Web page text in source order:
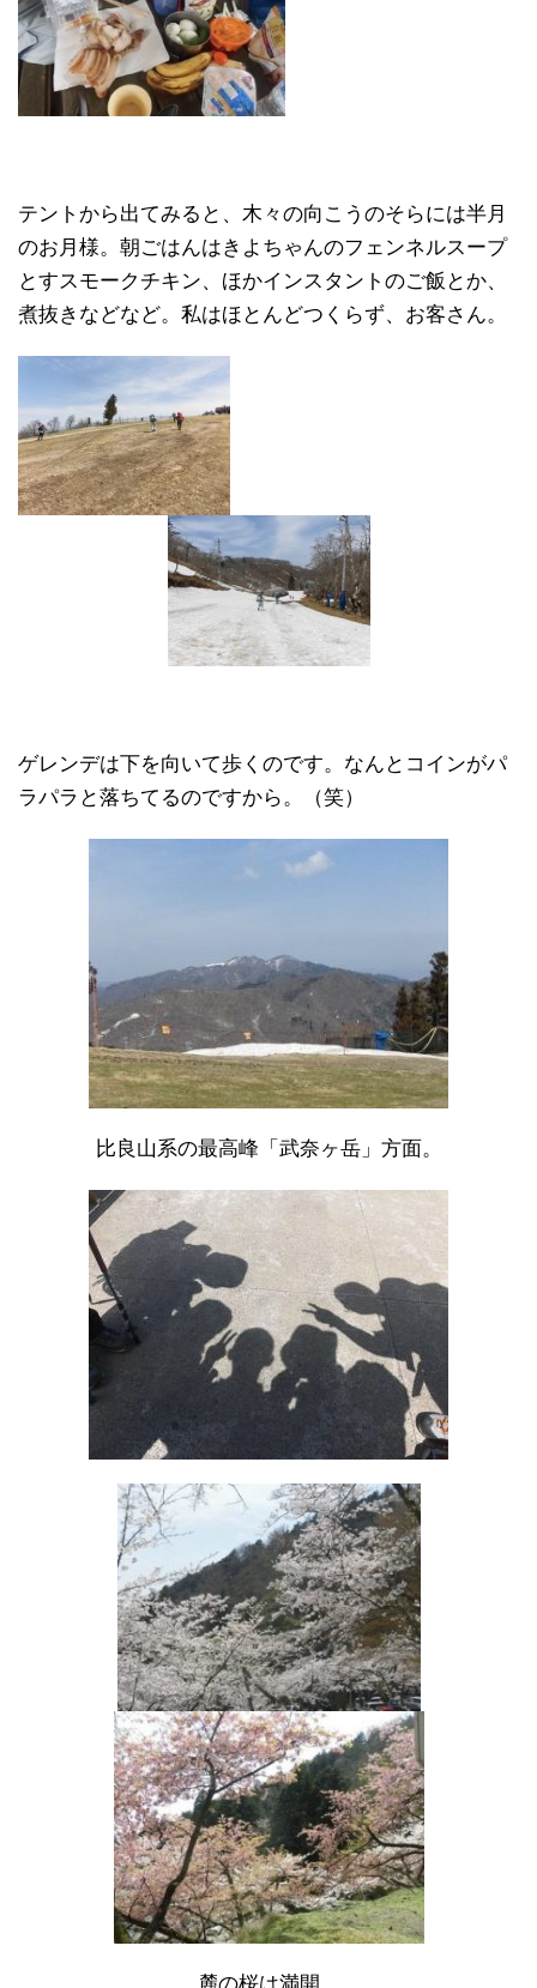
テントから出てみると、木々の向こうのそらには半月
のお月様。朝ごはんはきよちゃんのフェンネルスープ
とすスモークチキン、ほかインスタントのご飯とか、
煮抜きなどなど。私はほとんどつくらず、お客さん。
ゲレンデは下を向いて歩くのです。なんとコインがパ
ラパラと落ちてるのですから。（笑）
比良山系の最高峰「武奈ヶ岳」方面。